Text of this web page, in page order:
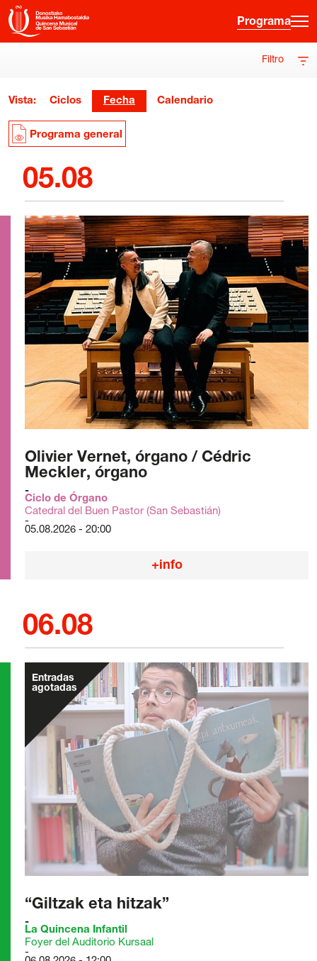
Programa
Guía para principiantes
Hora joven
La Quincena
Historia
Ediciones anteriores
Carteles
Sedes Habituales
Curso de Órgano
La Quincena Verde
Amigos
Noticias
Transparencia
Contratación
Política lingüística
Aviso legal
Política de privacidad
Política de cookies
Condiciones generales de compra de entradas
Canal de denuncias
Filtro
Programa general
Vista: Ciclos Fecha Calendario
05.08
Olivier Vernet, órgano / Cédric
Meckler, órgano
Ciclo de Órgano
Catedral del Buen Pastor (San Sebastián)
05.08.2026 - 20:00
+info
06.08
Entradas
agotadas
“Giltzak eta hitzak”
La Quincena Infantil
Foyer del Auditorio Kursaal